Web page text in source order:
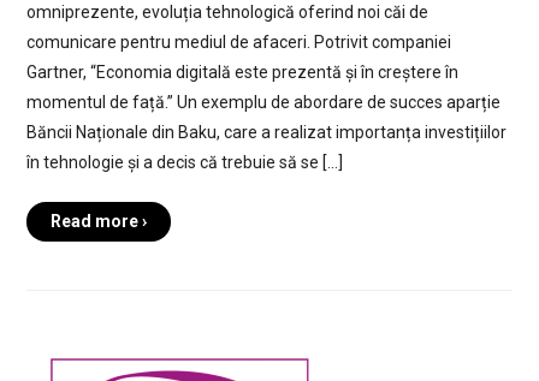
omniprezente, evoluția tehnologică oferind noi căi de
comunicare pentru mediul de afaceri. Potrivit companiei
Gartner, “Economia digitală este prezentă și în creștere în
momentul de față.” Un exemplu de abordare de succes aparție
Băncii Naționale din Baku, care a realizat importanța investițiilor
în tehnologie și a decis că trebuie să se […]
Read more ›